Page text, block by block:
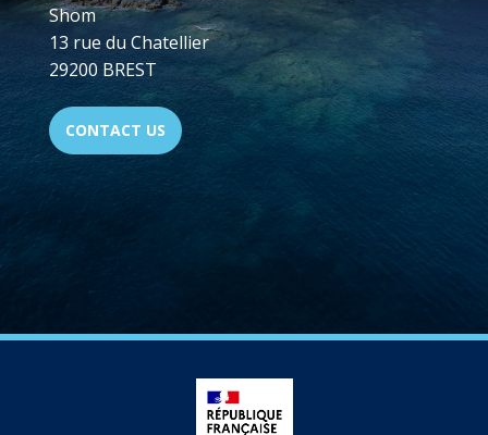
Shom
13 rue du Chatellier
29200 BREST
CONTACT US